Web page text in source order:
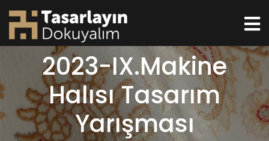
2023-IX.Makine
Halısı Tasarım
Yarışması